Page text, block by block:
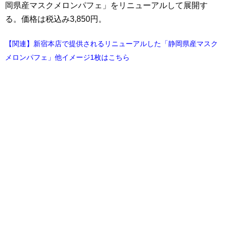
岡県産マスクメロンパフェ」をリニューアルして展開す
る。価格は税込み3,850円。
【関連】新宿本店で提供されるリニューアルした「静岡県産マスク
メロンパフェ」他イメージ1枚はこちら